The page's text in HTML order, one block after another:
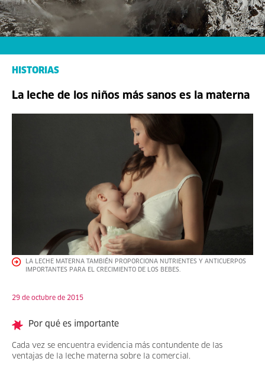
HISTORIAS
La leche de los niños más sanos es la materna
LA LECHE MATERNA TAMBIÉN PROPORCIONA NUTRIENTES Y ANTICUERPOS
IMPORTANTES PARA EL CRECIMIENTO DE LOS BEBES.
29 de octubre de 2015
Por qué es importante
Cada vez se encuentra evidencia más contundente de las
ventajas de la leche materna sobre la comercial.